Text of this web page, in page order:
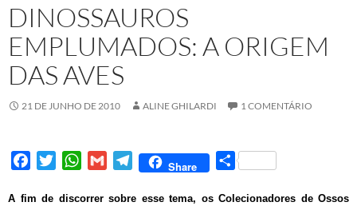
p
m
DINOSSAUROS
EMPLUMADOS: A ORIGEM
DAS AVES
21 DE JUNHO DE 2010 ALINE GHILARDI 1 COMENTÁRIO
c
W
a
G
a
T
l
Share
S
a
A fim de discorrer sobre esse tema, os Colecionadores de Ossos